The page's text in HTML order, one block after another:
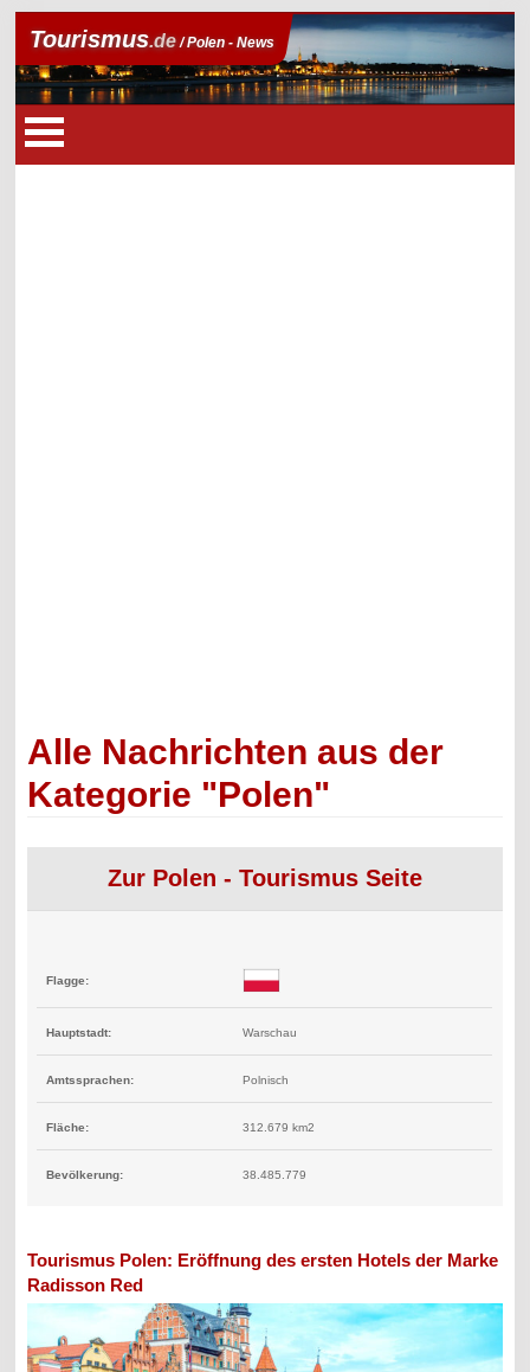
Tourismus.de/ Polen - News
Alle Nachrichten aus der
Kategorie "Polen"
Zur Polen - Tourismus Seite
Flagge:
Hauptstadt: Warschau
Amtssprachen: Polnisch
Fläche: 312.679 km2
Bevölkerung: 38.485.779
Tourismus Polen: Eröffnung des ersten Hotels der Marke
Radisson Red